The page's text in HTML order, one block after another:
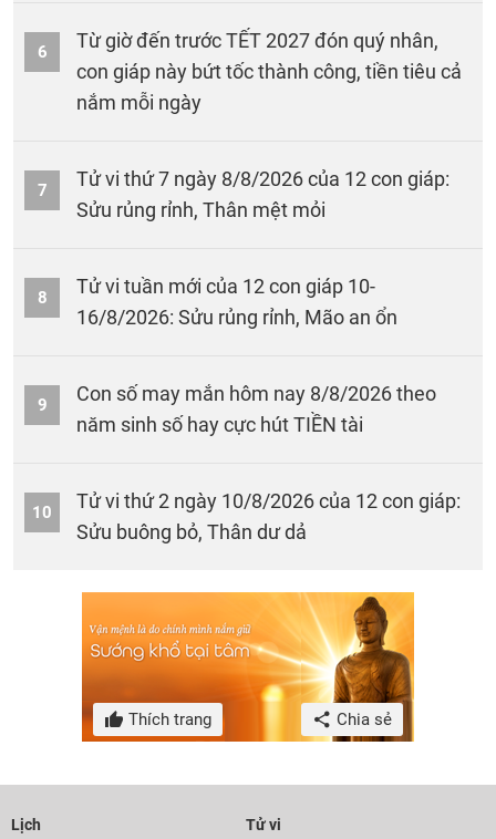
6
Từ giờ đến trước TẾT 2027 đón quý nhân,
con giáp này bứt tốc thành công, tiền tiêu cả
nắm mỗi ngày
7
Tử vi thứ 7 ngày 8/8/2026 của 12 con giáp:
Sửu rủng rỉnh, Thân mệt mỏi
8
Tử vi tuần mới của 12 con giáp 10-
16/8/2026: Sửu rủng rỉnh, Mão an ổn
9
Con số may mắn hôm nay 8/8/2026 theo
năm sinh số hay cực hút TIỀN tài
10
Tử vi thứ 2 ngày 10/8/2026 của 12 con giáp:
Sửu buông bỏ, Thân dư dả
Thích trang Chia sẻ
Lịch
Tử vi